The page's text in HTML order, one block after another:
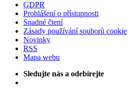
GDPR
Prohlášení o přístupnosti
Snadné čtení
Zásady používání souborů cookie
Novinky
RSS
Mapa webu
Sledujte nás a odebírejte